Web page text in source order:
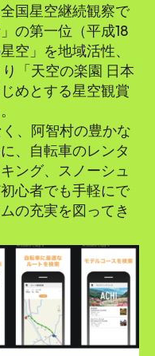
国星空継続観察で
の第一位（平成18
空」を地域活性、
「天空の楽園 日本
めとする星空観賞
、阿智村の豊かな
、自転車のレンタ
ング、スノーシュ
心者でも手軽にで
の充実を図ってき